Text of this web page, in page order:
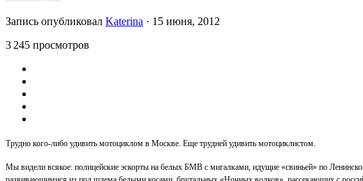
Запись опубликовал Katerina · 15 июня, 2012
3 245 просмотров
Трудно кого-либо удивить мотоциклом в Москве. Еще трудней удивить мотоциклистом.
Мы видели всякое: полицейские эскорты на белых БМВ с мигалками, идущие «свиньей» по